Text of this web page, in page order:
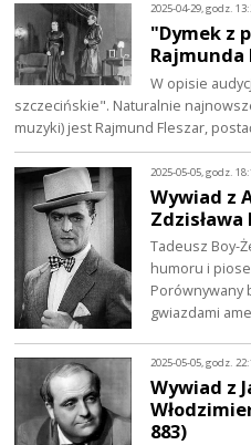
2025-04-29, godz.
"Dymek z
Rajmunda
W opisie
szczecińskie". Naturalnie
muzyki) jest Rajmund Fleszar,
2025-05-05, godz.
Wywiad z
Tadeusz Boy-
humoru i
Porównywany
gwiazdami
2025-05-05, godz.
Wywiad z
883)